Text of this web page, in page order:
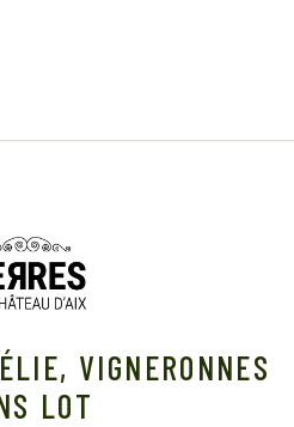
VIGNERONNES
LOT